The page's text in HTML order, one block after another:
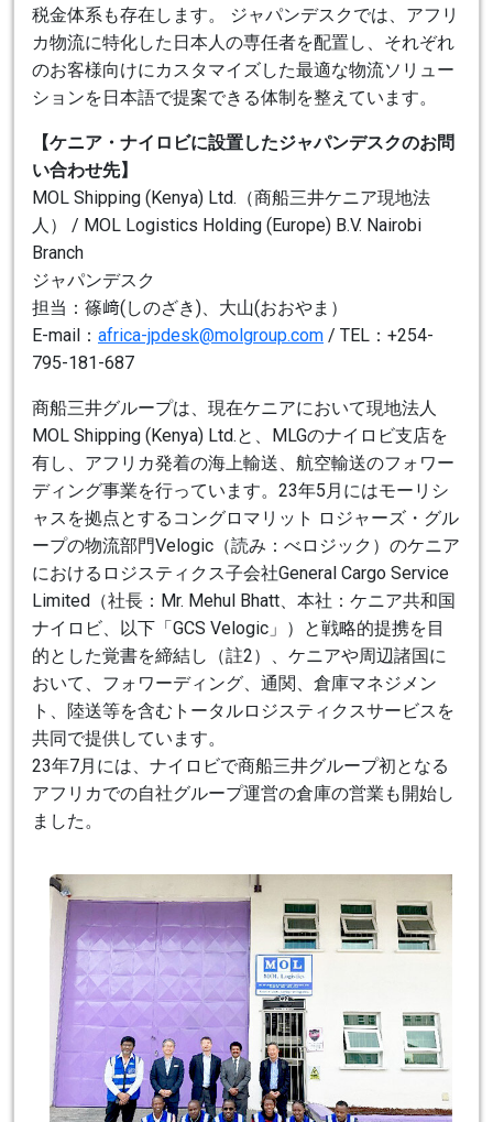
税金体系も存在します。 ジャパンデスクでは、アフリ
カ物流に特化した日本人の専任者を配置し、それぞれ
のお客様向けにカスタマイズした最適な物流ソリュー
ションを日本語で提案できる体制を整えています。
【ケニア・ナイロビに設置したジャパンデスクのお問
い合わせ先】
MOL Shipping (Kenya) Ltd.（商船三井ケニア現地法
人） / MOL Logistics Holding (Europe) B.V. Nairobi
Branch
ジャパンデスク
担当：篠﨑(しのざき)、大山(おおやま）
E-mail： africa-jpdesk@molgroup.com / TEL：+254-
795-181-687
商船三井グループは、現在ケニアにおいて現地法人
MOL Shipping (Kenya) Ltd.と、MLGのナイロビ支店を
有し、アフリカ発着の海上輸送、航空輸送のフォワー
ディング事業を行っています。23年5月にはモーリシ
ャスを拠点とするコングロマリット ロジャーズ・グル
ープの物流部門Velogic（読み：べロジック）のケニア
におけるロジスティクス子会社General Cargo Service
Limited（社長：Mr. Mehul Bhatt、本社：ケニア共和国
ナイロビ、以下「GCS Velogic」）と戦略的提携を目
的とした覚書を締結し（註2）、ケニアや周辺諸国に
おいて、フォワーディング、通関、倉庫マネジメン
ト、陸送等を含むトータルロジスティクスサービスを
共同で提供しています。
23年7月には、ナイロビで商船三井グループ初となる
アフリカでの自社グループ運営の倉庫の営業も開始し
ました。